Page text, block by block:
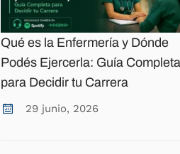
Qué es la Enfermería y Dónde
Podés Ejercerla: Guía Completa
para Decidir tu Carrera
29 junio, 2026